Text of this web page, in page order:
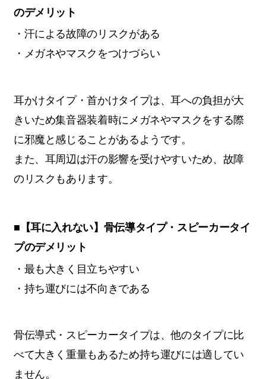
のデメリット
・汗による故障のリスクがある
・メガネやマスクをつけづらい
耳かけタイプ・首かけタイプは、耳への負担が大
きいため集音器装着時にメガネやマスクをする際
に邪魔と感じることがあるようです。
また、耳周辺は汗の影響を受けやすいため、故障
のリスクもあります。
■【耳に入れない】骨伝導タイプ・スピーカータイ
プのデメリット
・最も大きく目立ちやすい
・持ち運びには不向きである
骨伝導式・スピーカータイプは、他のタイプに比
べて大きく重量もあるため持ち運びには適してい
ません。